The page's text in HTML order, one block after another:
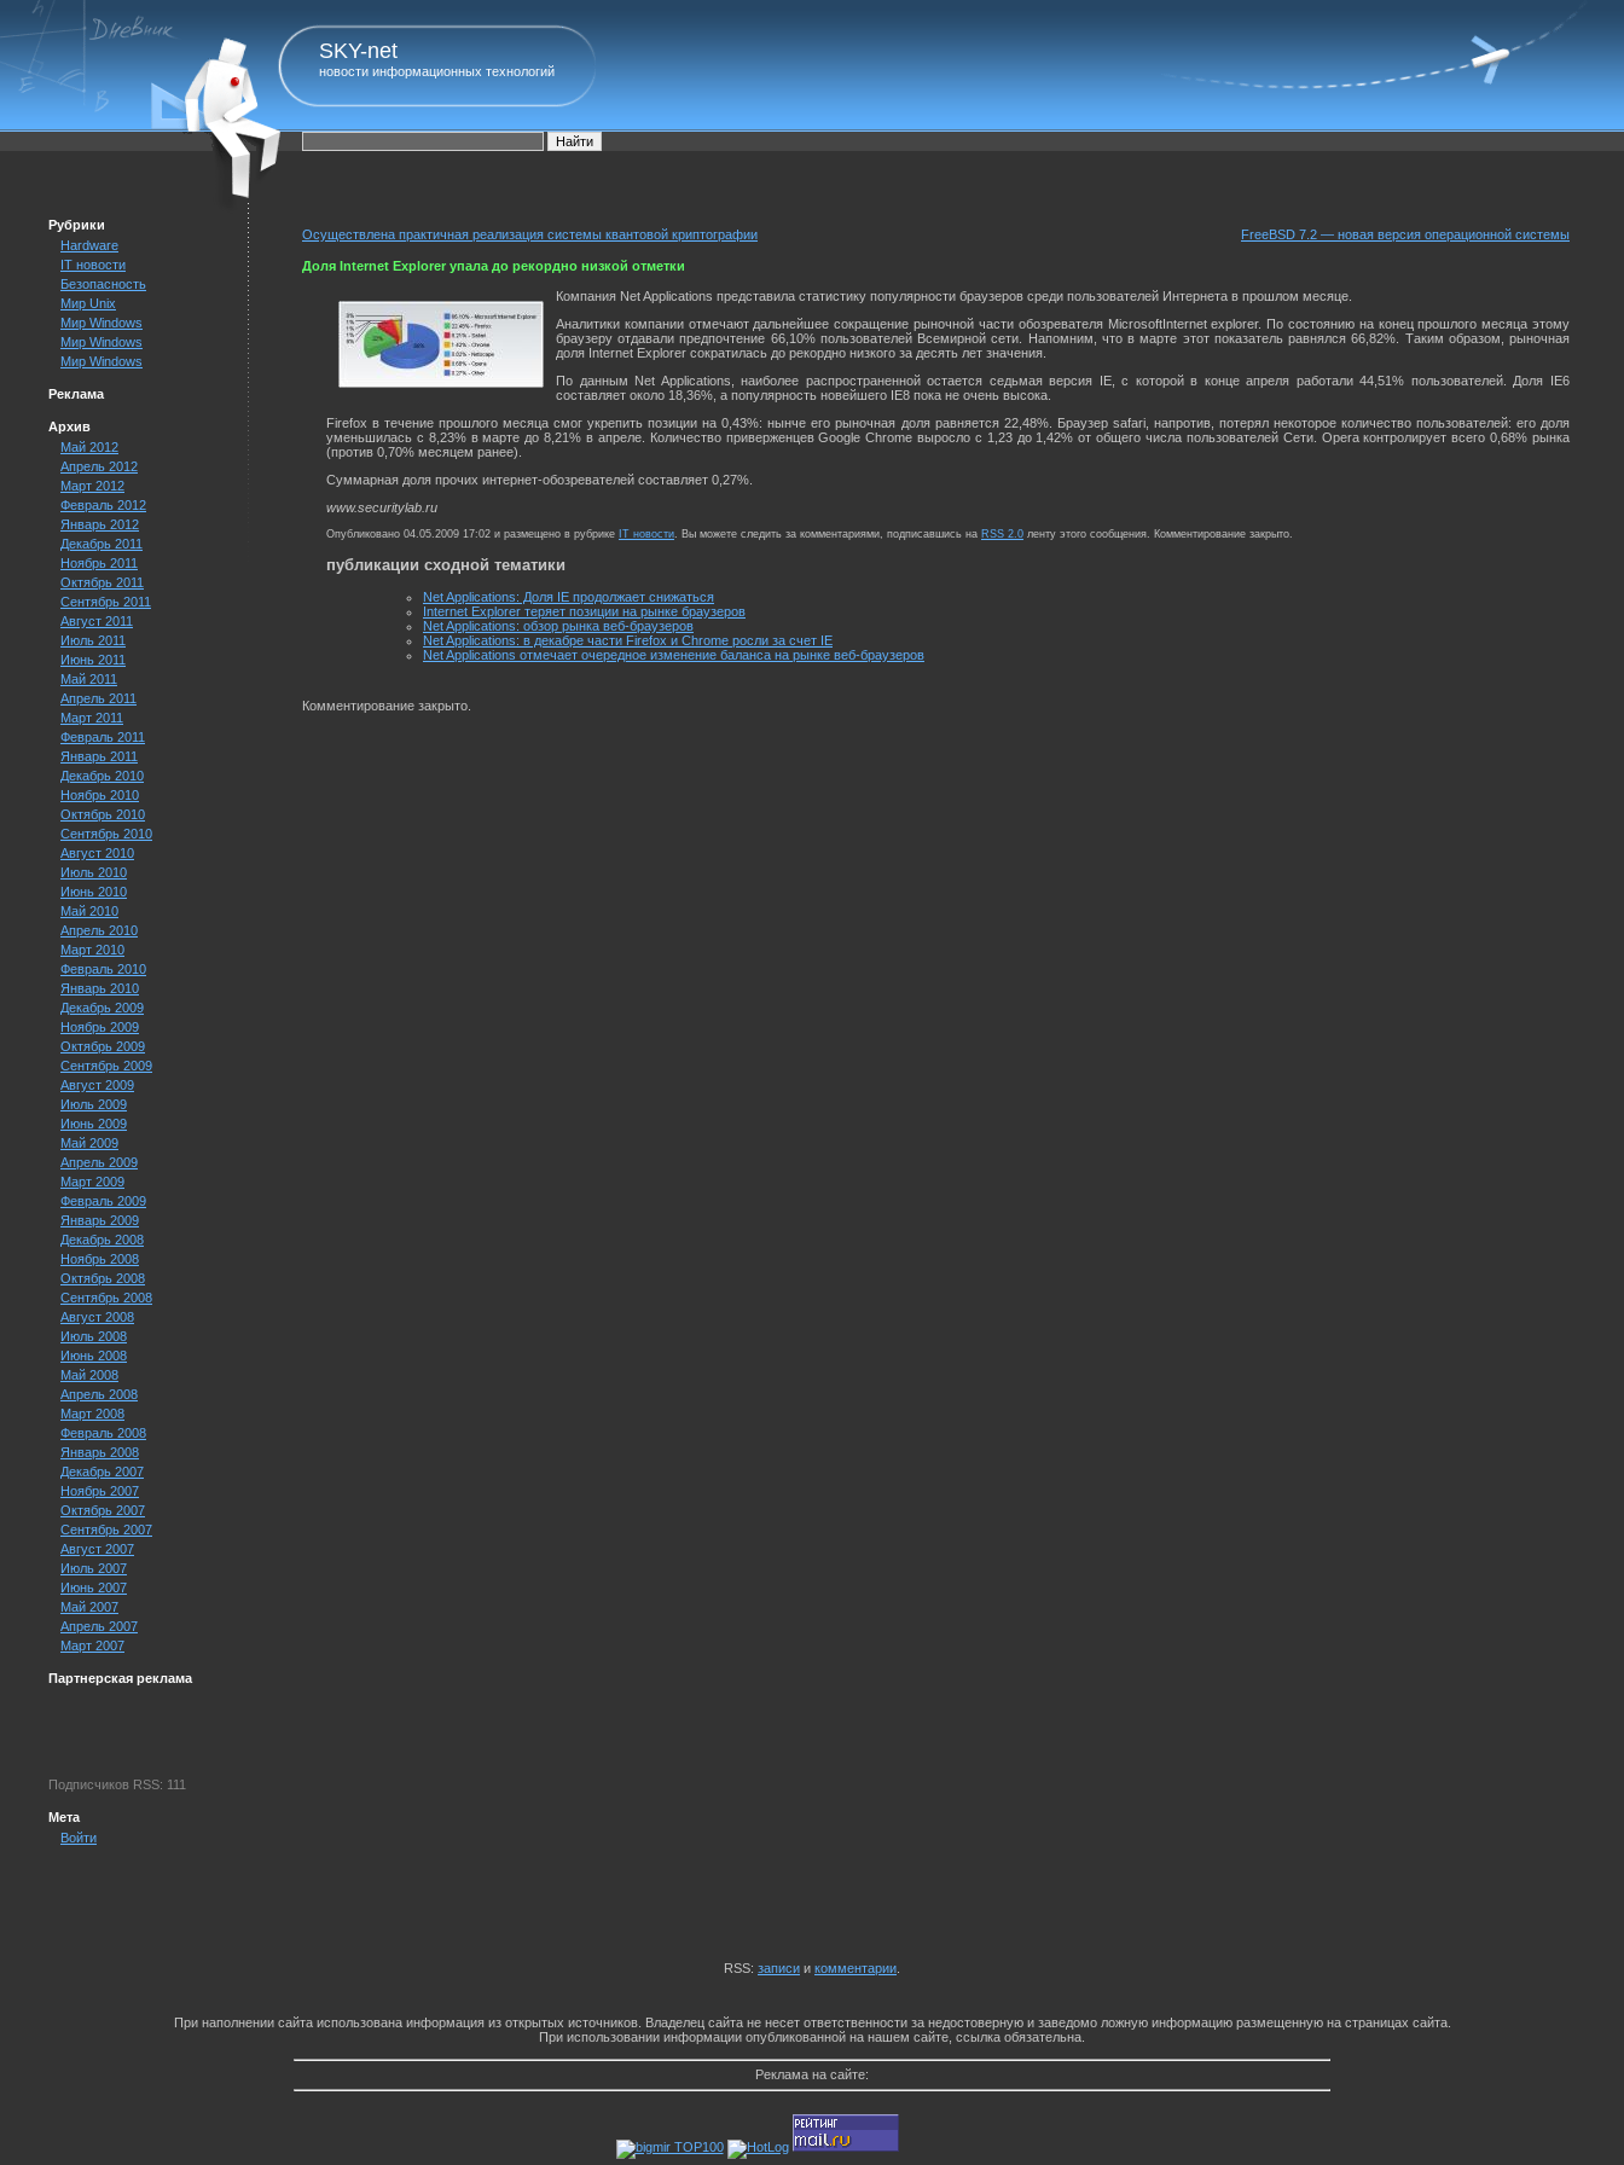
SKY-net
новости информационных технологий
Рубрики
Hardware
IT новости
Безопасность
Мир Unix
Мир Windows
Мир Windows
Мир Windows
Реклама
Архив
Май 2012
Апрель 2012
Март 2012
Февраль 2012
Январь 2012
Декабрь 2011
Ноябрь 2011
Октябрь 2011
Сентябрь 2011
Август 2011
Июль 2011
Июнь 2011
Май 2011
Апрель 2011
Март 2011
Февраль 2011
Январь 2011
Декабрь 2010
Ноябрь 2010
Октябрь 2010
Сентябрь 2010
Август 2010
Июль 2010
Июнь 2010
Май 2010
Апрель 2010
Март 2010
Февраль 2010
Январь 2010
Декабрь 2009
Ноябрь 2009
Октябрь 2009
Сентябрь 2009
Август 2009
Июль 2009
Июнь 2009
Май 2009
Апрель 2009
Март 2009
Февраль 2009
Январь 2009
Декабрь 2008
Ноябрь 2008
Октябрь 2008
Сентябрь 2008
Август 2008
Июль 2008
Июнь 2008
Май 2008
Апрель 2008
Март 2008
Февраль 2008
Январь 2008
Декабрь 2007
Ноябрь 2007
Октябрь 2007
Сентябрь 2007
Август 2007
Июль 2007
Июнь 2007
Май 2007
Апрель 2007
Март 2007
Партнерская реклама
Подписчиков RSS: 111
Мета
Войти
Осуществлена практичная реализация системы квантовой криптографии FreeBSD 7.2 — новая версия операционной системы
Доля Internet Explorer упала до рекордно низкой отметки
Компания Net Applications представила статистику популярности браузеров среди пользователей Интернета в прошлом месяце.
Аналитики компании отмечают дальнейшее сокращение рыночной части обозревателя MicrosoftInternet explorer. По состоянию на конец прошлого месяца этому
браузеру отдавали предпочтение 66,10% пользователей Всемирной сети. Напомним, что в марте этот показатель равнялся 66,82%. Таким образом, рыночная
доля Internet Explorer сократилась до рекордно низкого за десять лет значения.
По данным Net Applications, наиболее распространенной остается седьмая версия IE, с которой в конце апреля работали 44,51% пользователей. Доля IE6
составляет около 18,36%, а популярность новейшего IE8 пока не очень высока.
Firefox в течение прошлого месяца смог укрепить позиции на 0,43%: нынче его рыночная доля равняется 22,48%. Браузер safari, напротив, потерял некоторое количество пользователей: его доля
уменьшилась с 8,23% в марте до 8,21% в апреле. Количество приверженцев Google Chrome выросло с 1,23 до 1,42% от общего числа пользователей Сети. Opera контролирует всего 0,68% рынка
(против 0,70% месяцем ранее).
Суммарная доля прочих интернет-обозревателей составляет 0,27%.
www.securitylab.ru
Опубликовано 04.05.2009 17:02 и размещено в рубрике IT новости. Вы можете следить за комментариями, подписавшись на RSS 2.0 ленту этого сообщения. Комментирование закрыто.
публикации сходной тематики
Net Applications: Доля IE продолжает снижаться
Internet Explorer теряет позиции на рынке браузеров
Net Applications: обзор рынка веб-браузеров
Net Applications: в декабре части Firefox и Chrome росли за счет IE
Net Applications отмечает очередное изменение баланса на рынке веб-браузеров
Комментирование закрыто.
RSS: записи и комментарии
При наполнении сайта использована информация из открытых источников. Владелец сайта не несет ответственности за недостоверную и заведомо ложную информацию размещенную на страницах сайта.
При использовании информации опубликованной на нашем сайте, ссылка обязательна.
Реклама на сайте: